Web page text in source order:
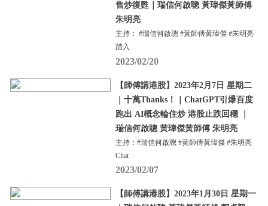
售炒復甦｜瑞信何啟聰 黃瑋傑黃師傅
朱明亮
主持： #瑞信何啟聰 #黃師傅黃瑋傑 #朱明亮
踏入
2023/02/20
【師傅講港股】2023年2月7日 星期二
｜十萬Thanks！｜ChatGPT引爆百度
跑出 AI概念輪住炒 港股止跌回穩 ｜
瑞信何啟聰 黃瑋傑黃師傅 朱明亮
主持：#瑞信何啟聰 #黃師傅黃瑋傑 #朱明亮
Chat
2023/02/07
【師傅講港股】2023年1月30日 星期一